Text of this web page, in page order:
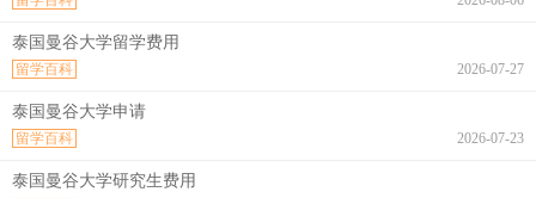
泰国曼谷大学留学费用
2026-07-27
留学百科
泰国曼谷大学申请
2026-07-23
留学百科
泰国曼谷大学研究生费用